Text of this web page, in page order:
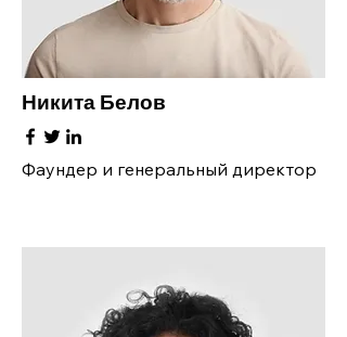
Никита Белов
Фаундер и генеральный директор